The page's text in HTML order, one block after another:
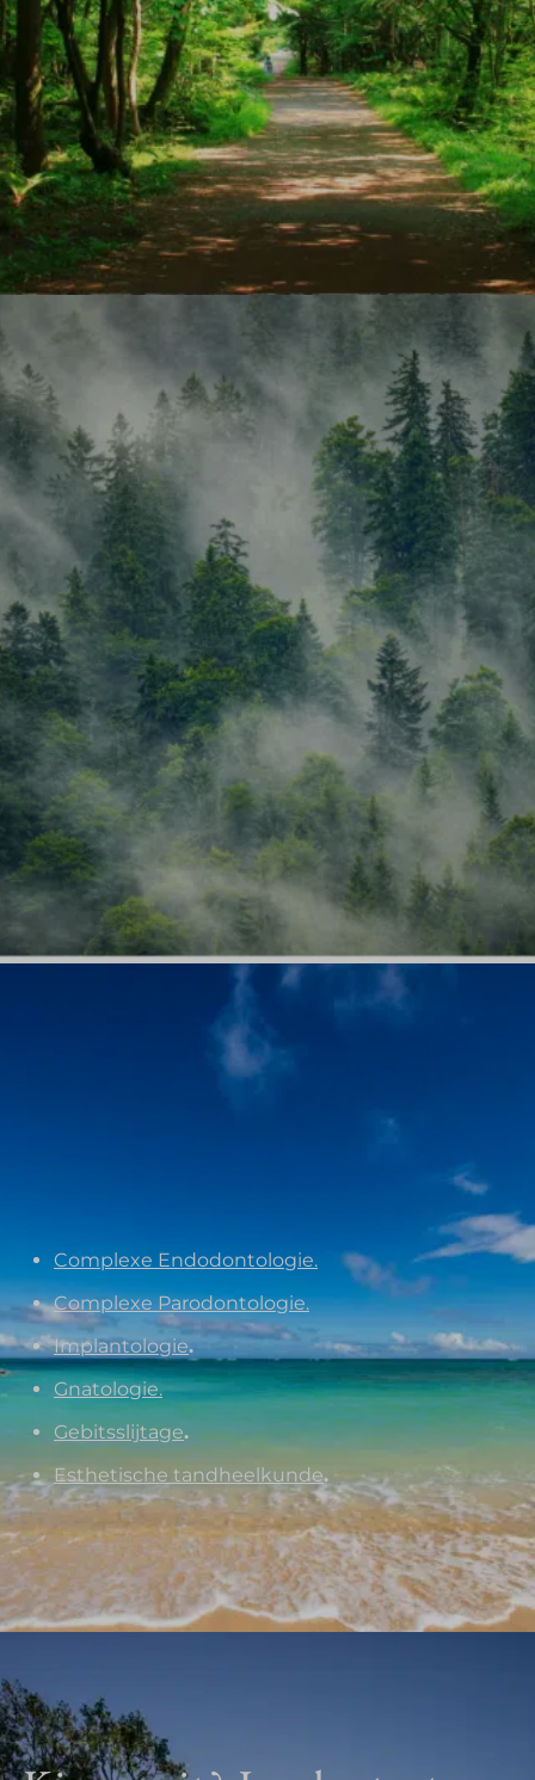
Complexe Endodontologie.
Complexe Parodontologie.
Implantologie.
Gnatologie.
Gebitsslijtage.
Esthetische tandheelkunde.